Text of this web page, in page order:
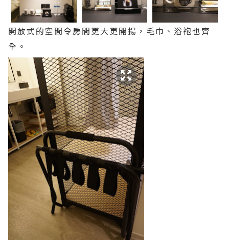
開放式的空間令房間更大更開揚，毛巾、浴袍也齊
全。